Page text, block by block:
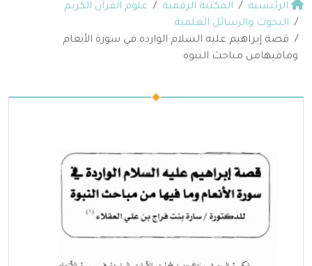
الرئيسية المكتبة الرقمية
علوم القرآن الكريم
البحوث والرسائل العلمية
قصة إبراهيم عليه السلام الوارده في سورة الأنعام
ومافيهامن مباحث النبوه